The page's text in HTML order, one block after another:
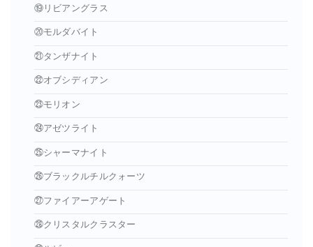
⑲リビアングラス
⑳モルダバイト
㉑タンザナイト
㉒オブシディアン
㉓モリオン
㉔アゼツライト
㉕シャーマナイト
㉖ブラックルチルクォーツ
㉗ファイアーアゲート
㉘クリスタルクラスター